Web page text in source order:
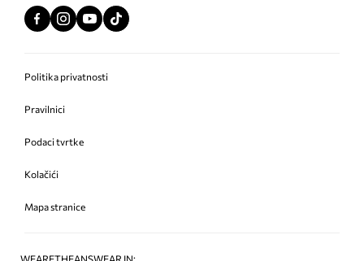
Politika privatnosti
Pravilnici
Podaci tvrtke
Kolačići
Mapa stranice
WEARETHEANSWEAR IN: